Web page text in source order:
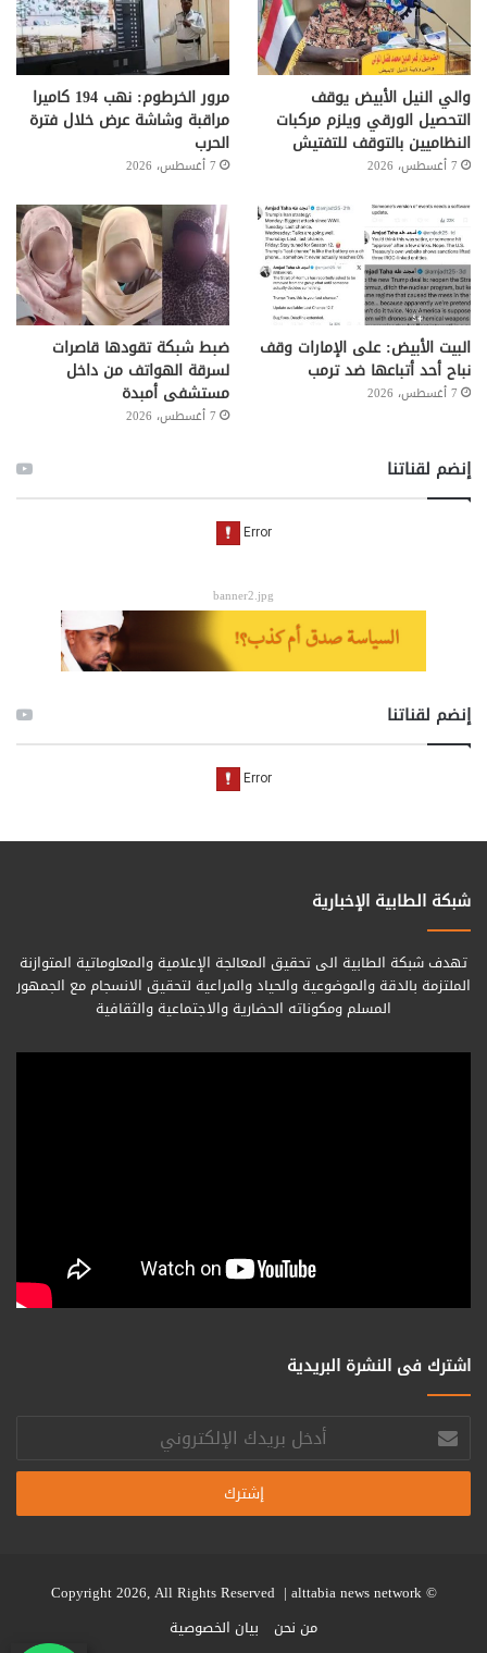
والي النيل الأبيض يوقف
التحصيل الورقي ويلزم مركبات
النظاميين بالتوقف للتفتيش
7 أغسطس، 2026
مرور الخرطوم: نهب 194 كاميرا
مراقبة وشاشة عرض خلال فترة
الحرب
7 أغسطس، 2026
البيت الأبيض: على ⁧‫الإمارات‬⁩ وقف
نباح أحد أتباعها ضد ترمب
7 أغسطس، 2026
ضبط شبكة تقودها قاصرات
لسرقة الهواتف من داخل
مستشفى أمبدة
7 أغسطس، 2026
إنضم لقناتنا
banner2.jpg
إنضم لقناتنا
شبكة الطابية الإخبارية
تهدف شبكة الطابية الى تحقيق المعالجة الإعلامية والمعلوماتية المتوازنة
الملتزمة بالدقة والموضوعية والحياد والمراعية لتحقيق الانسجام مع الجمهور
المسلم ومكوناته الحضارية والاجتماعية والثقافية
اشترك فى النشرة البريدية
أدخل
بريدك
الإلكتروني
© Copyright 2026, All Rights Reserved |
alttabia news network
من نحن
بيان الخصوصية